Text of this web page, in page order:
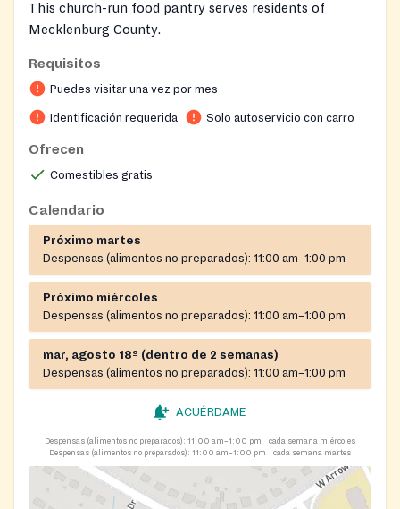
This church-run food pantry serves residents of
Mecklenburg County.
Requisitos
Puedes visitar una vez por mes
Identificación requerida Solo autoservicio con carro
Ofrecen
Comestibles gratis
Calendario
Próximo martes
Despensas (alimentos no preparados): 11:00 am–1:00 pm
Próximo miércoles
Despensas (alimentos no preparados): 11:00 am–1:00 pm
mar, agosto 18º (dentro de 2 semanas)
Despensas (alimentos no preparados): 11:00 am–1:00 pm
ACUÉRDAME
Despensas (alimentos no preparados): 11:00 am–1:00 pm
cada semana miércoles
Despensas (alimentos no preparados): 11:00 am–1:00 pm cada semana martes